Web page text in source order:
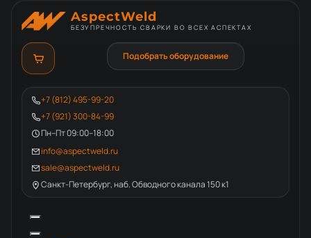
AspectWeld
БЕЗУПРЕЧНОСТЬ СВАРКИ ВО ВСЕХ АСПЕКТАХ
+7 (812) 495-99-20
+7 (921) 300-84-99
Пн–Пт 09:00–18:00
info@aspectweld.ru
sale@aspectweld.ru
Санкт-Петербург, наб. Обводного канала 150 к1
Подобрать оборудование